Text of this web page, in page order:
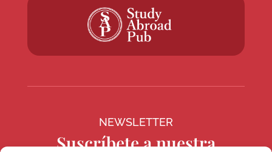
NEWSLETTER
Suscríbete a nuestra